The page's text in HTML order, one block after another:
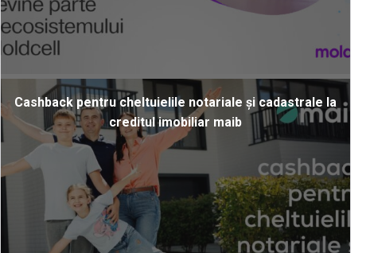
Cashback pentru cheltuielile notariale și cadastrale la
creditul imobiliar maib